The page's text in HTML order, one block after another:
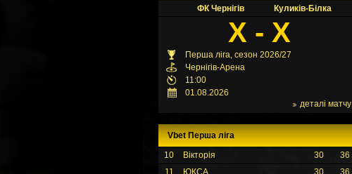
ФК Чернігів
Куликів-Білка
X - X
Перша ліга, сезон 2026/27
Чернігів-Арена
11:00
01.08.2026
деталі матчу
Vbet Перша ліга
10
Вікторія 30
36
11
ЮКСА 30 36